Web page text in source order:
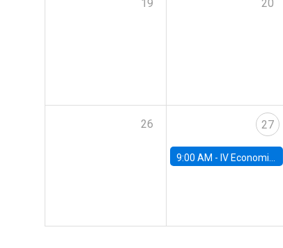
19 20
26 27
9:00 AM - IV Economics Alumni Workshop